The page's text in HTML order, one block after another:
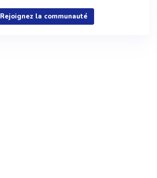
Rejoignez la communauté